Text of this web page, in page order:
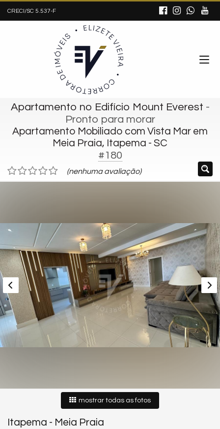
CRECI/SC 5.537-F
Apartamento no Edifício Mount Everest -
Pronto para morar
Apartamento Mobiliado com Vista Mar em
Meia Praia, Itapema - SC
#180
(nenhuma avaliação)
mostrar todas as fotos
Itapema - Meia Praia